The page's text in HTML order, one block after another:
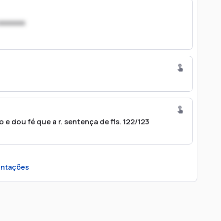
dou fé que a r. sentença de fls. 122/123